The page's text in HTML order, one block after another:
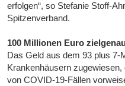
erfolgen“, so Stefanie Stoff-
Spitzenverband.
100 Millionen Euro
Das Geld aus dem 93 plus 7-
Krankenhäusern
von COVID-19-Fällen